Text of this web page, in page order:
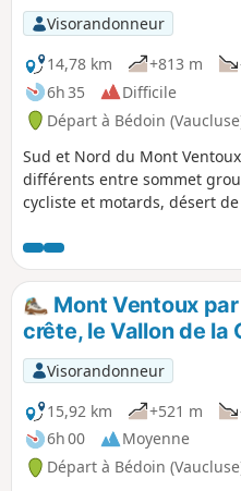
Visorandonneur
14,78 km
+813 m
6h 35
Difficile
Départ à Bédoin
Sud et Nord du Mont
différents entre sommet
cycliste et motards, désert
Mont Ventoux
crête, le Vallon de la
Visorandonneur
15,92 km
+521 m
6h 00
Moyenne
Départ à Bédoin